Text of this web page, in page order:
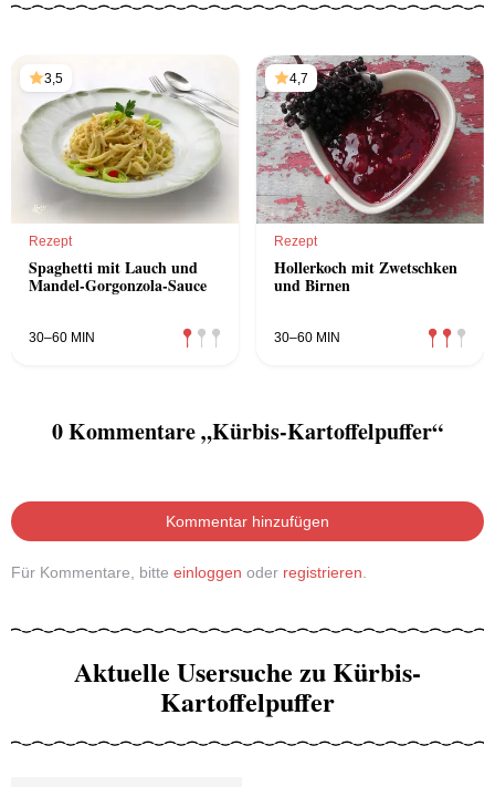
3,5
Rezept
Spaghetti mit Lauch und
Mandel-Gorgonzola-Sauce
30–60 MIN
4,7
Rezept
Hollerkoch mit Zwetschken
und Birnen
30–60 MIN
0 Kommentare „Kürbis-Kartoffelpuffer“
Kommentar hinzufügen
Für Kommentare, bitte einloggen oder registrieren.
Aktuelle Usersuche zu Kürbis-
Kartoffelpuffer